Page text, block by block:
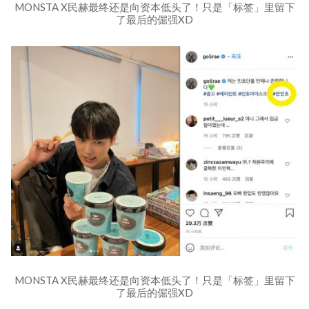
MONSTA X民赫最终还是向资本低头了！只是「标签」里留下
了最后的倔强XD
MONSTA X民赫最终还是向资本低头了！只是「标签」里留下
了最后的倔强XD